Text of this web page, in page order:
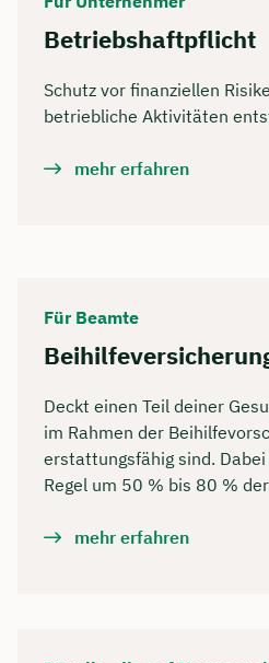
Betriebshaftpflicht
Schutz vor finanziellen
betriebliche Aktivitäten
mehr erfahren
Für Beamte
Deckt einen Teil deiner
im Rahmen der
erstattungsfähig sind.
Regel um 50 % bis 80 %
mehr erfahren